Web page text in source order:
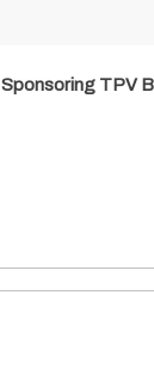
Sponsoring TPV